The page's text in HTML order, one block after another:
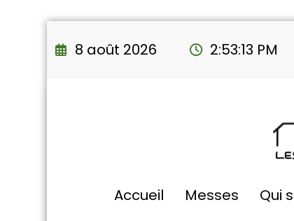
au
8 août 2026 2:53:14 PM
Accueil Messes Qui